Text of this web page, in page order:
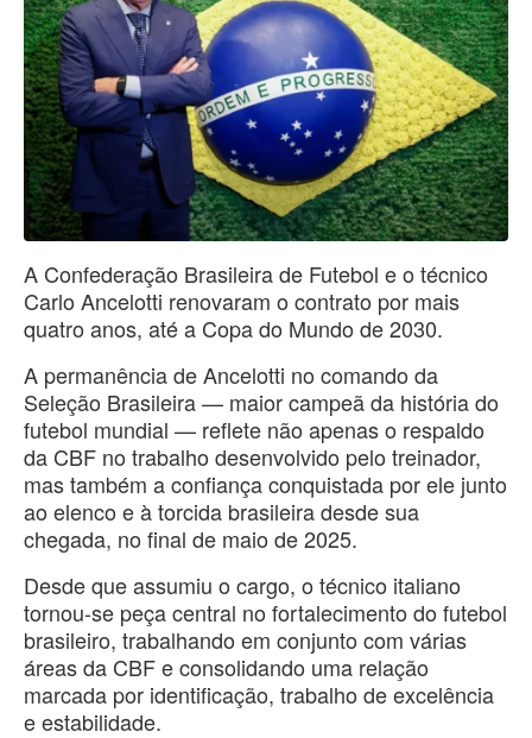
A Confederação Brasileira de Futebol e o técnico
Carlo Ancelotti renovaram o contrato por mais
quatro anos, até a Copa do Mundo de 2030.
A permanência de Ancelotti no comando da
Seleção Brasileira — maior campeã da história do
futebol mundial — reflete não apenas o respaldo
da CBF no trabalho desenvolvido pelo treinador,
mas também a confiança conquistada por ele junto
ao elenco e à torcida brasileira desde sua
chegada, no final de maio de 2025.
Desde que assumiu o cargo, o técnico italiano
tornou-se peça central no fortalecimento do futebol
brasileiro, trabalhando em conjunto com várias
áreas da CBF e consolidando uma relação
marcada por identificação, trabalho de excelência
e estabilidade.